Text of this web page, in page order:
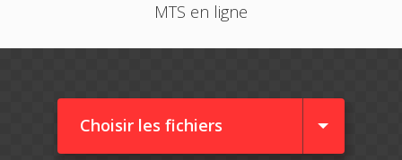
MTS en ligne
Choisir les fichiers